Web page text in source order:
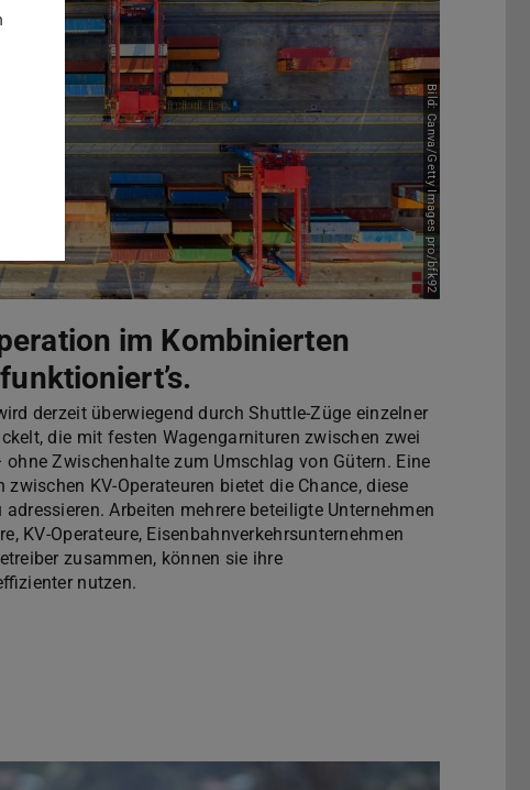
Bild: Canva/Getty Images pro/bfk92
im Kombinierten
derzeit überwiegend durch Shuttle-Züge einzelner
die mit festen Wagengarnituren zwischen zwei
Zwischenhalte zum Umschlag von Gütern. Eine
KV-Operateuren bietet die Chance, diese
adressieren. Arbeiten mehrere beteiligte Unternehmen
KV-Operateure, Eisenbahnverkehrsunternehmen
zusammen, können sie ihre
nutzen.